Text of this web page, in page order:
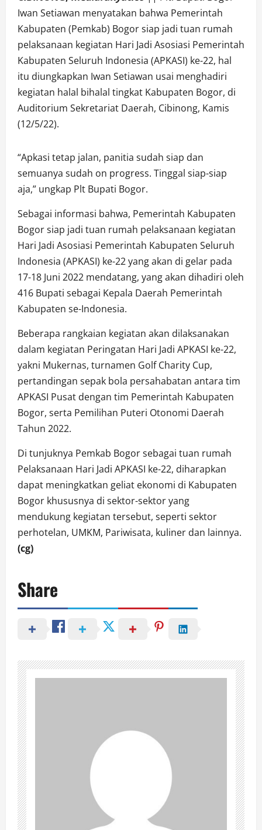
Iwan Setiawan menyatakan bahwa Pemerintah
Kabupaten (Pemkab) Bogor siap jadi tuan rumah
pelaksanaan kegiatan Hari Jadi Asosiasi Pemerintah
Kabupaten Seluruh Indonesia (APKASI) ke-22, hal
itu diungkapkan Iwan Setiawan usai menghadiri
kegiatan halal bihalal tingkat Kabupaten Bogor, di
Auditorium Sekretariat Daerah, Cibinong, Kamis
(12/5/22).
“Apkasi tetap jalan, panitia sudah siap dan
semuanya sudah on progress. Tinggal siap-siap
aja,” ungkap Plt Bupati Bogor.
Sebagai informasi bahwa, Pemerintah Kabupaten
Bogor siap jadi tuan rumah pelaksanaan kegiatan
Hari Jadi Asosiasi Pemerintah Kabupaten Seluruh
Indonesia (APKASI) ke-22 yang akan di gelar pada
17-18 Juni 2022 mendatang, yang akan dihadiri oleh
416 Bupati sebagai Kepala Daerah Pemerintah
Kabupaten se-Indonesia.
Beberapa rangkaian kegiatan akan dilaksanakan
dalam kegiatan Peringatan Hari Jadi APKASI ke-22,
yakni Mukernas, turnamen Golf Charity Cup,
pertandingan sepak bola persahabatan antara tim
APKASI Pusat dengan tim Pemerintah Kabupaten
Bogor, serta Pemilihan Puteri Otonomi Daerah
Tahun 2022.
Di tunjuknya Pemkab Bogor sebagai tuan rumah
Pelaksanaan Hari Jadi APKASI ke-22, diharapkan
dapat meningkatkan geliat ekonomi di Kabupaten
Bogor khususnya di sektor-sektor yang
mendukung kegiatan tersebut, seperti sektor
perhotelan, UMKM, Pariwisata, kuliner dan lainnya.
(cg)
Share